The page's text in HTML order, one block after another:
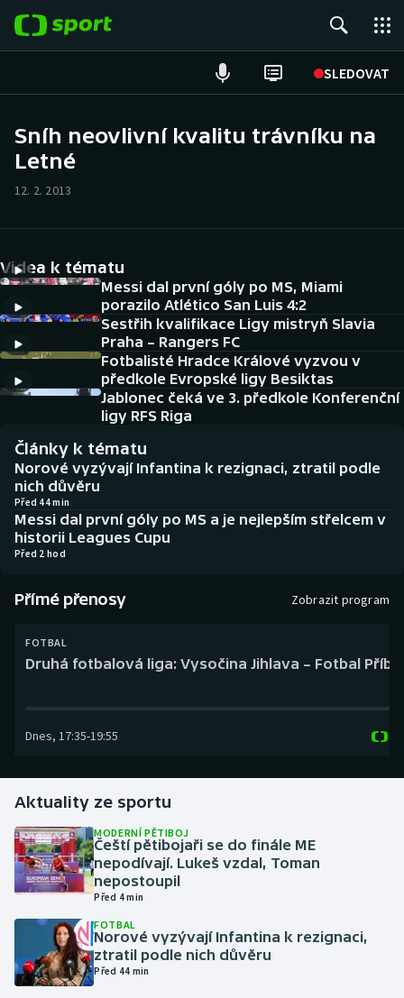
SLEDOVAT
Hokej
Cyklistika
DALŠÍ SPORTY
Americký fotbal
Baseball a softbal
Basketbal
Biatlon
Boby a skeleton
Box
Golf
Gymnastika
Házená
Jezdectví
Judo
NEPŘEHLÉDNĚTE
Historické návraty
Aplikace ČT sport
AZ kvíz
Sníh neovlivní kvalitu trávníku na
Letné
12. 2. 2013
Videa k tématu
Messi dal první góly po MS, Miami
porazilo Atlético San Luis 4:2
Sestřih kvalifikace Ligy mistryň Slavia
Praha – Rangers FC
Fotbalisté Hradce Králové vyzvou v
předkole Evropské ligy Besiktas
Jablonec čeká ve 3. předkole Konferenční
ligy RFS Riga
Články k tématu
Norové vyzývají Infantina k rezignaci, ztratil podle
nich důvěru
Před 44 min
Messi dal první góly po MS a je nejlepším střelcem v
historii Leagues Cupu
Před 2 hod
Přímé přenosy Zobrazit program
FOTBAL
Druhá fotbalová liga: Vysočina Jihlava – Fotbal
Dnes, 17:35-19:55
Aktuality ze sportu
MODERNÍ PĚTIBOJ
Čeští pětibojaři se do finále ME
nepodívají. Lukeš vzdal, Toman
nepostoupil
Před 4 min
FOTBAL
Norové vyzývají Infantina k rezignaci,
ztratil podle nich důvěru
Před 44 min